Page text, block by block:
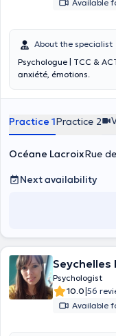
Available
About the specialist
Psychologue | TCC &
anxiété, émotions.
Practice 1Practice 2
Océane LacroixRue
Next availability
Seychelles
Psychologist
10.0|56
Available